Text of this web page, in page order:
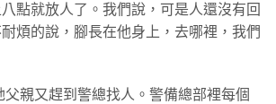
點就放人了。我們說，可是人還沒有回
煩的說，腳長在他身上，去哪裡，我們
親又趕到警總找人。警備總部裡每個